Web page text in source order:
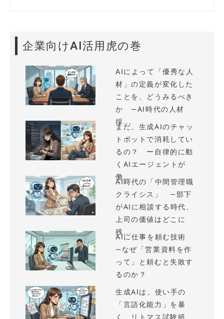
企業向けAI活用虎の巻
AIによって「優秀な人
材」の定義が変化した
ことを、どうみるべき
か —AI時代の人材
採...
まだ、生成AIのチャッ
トボットで消耗してい
るの？ ー自律的に動
くAIエージェントが
働...
AI時代の「中間管理職
クライシス」 —部下
がAIに相談する時代、
上司の価値はどこに
残...
AIに仕事を頼む技術
—なぜ「営業資料を作
って」と頼むと失敗す
るのか？
生成AIは、使い手の
「言語化能力」を暴
く、リトマス試験紙